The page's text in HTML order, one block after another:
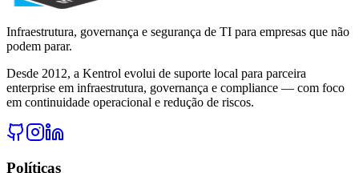
Infraestrutura, governança e segurança de TI para empresas que não
podem parar.
Desde 2012, a Kentrol evolui de suporte local para parceira
enterprise em infraestrutura, governança e compliance — com foco
em continuidade operacional e redução de riscos.
Políticas